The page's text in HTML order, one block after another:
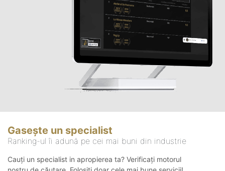
Gasește un specialist
Ranking-ul îi adună pe cei mai buni din industrie
Cauți un specialist in apropierea ta? Verificați motorul